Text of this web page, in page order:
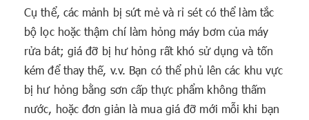
Cụ thể, các mảnh bị sứt mẻ và rỉ sét có thể làm tắc
bộ lọc hoặc thậm chí làm hỏng máy bơm của máy
rửa bát; giá đỡ bị hư hỏng rất khó sử dụng và tốn
kém để thay thế, v.v. Bạn có thể phủ lên các khu vực
bị hư hỏng bằng sơn cấp thực phẩm không thấm
nước, hoặc đơn giản là mua giá đỡ mới mỗi khi bạn